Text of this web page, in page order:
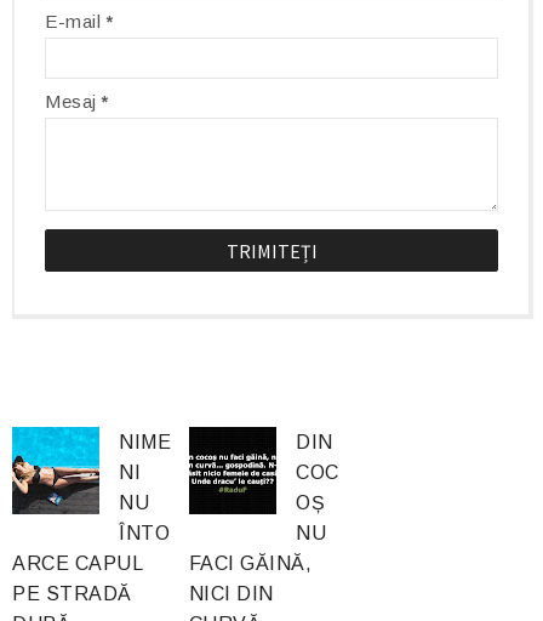
E-mail*
Mesaj*
NIME
NI
NU
ÎNTO
ARCE CAPUL
PE STRADĂ
DIN
COC
OȘ
NU
FACI GĂINĂ,
NICI DIN